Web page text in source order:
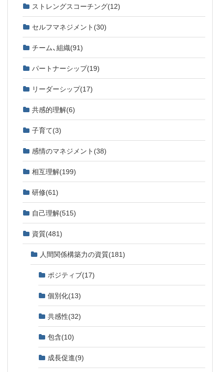
ストレングスコーチング(12)
セルフマネジメント (30)
チーム、組織(91)
パートナーシップ(19)
リーダーシップ(17)
共感的理解(6)
子育て(3)
感情のマネジメント (38)
相互理解(199)
研修(61)
自己理解(515)
資質(481)
人間関係構築力の資質(181)
ポジティブ(17)
個別化(13)
共感性(32)
包含(10)
成長促進(9)